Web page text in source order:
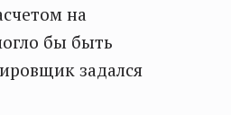
на
бы быть
задался